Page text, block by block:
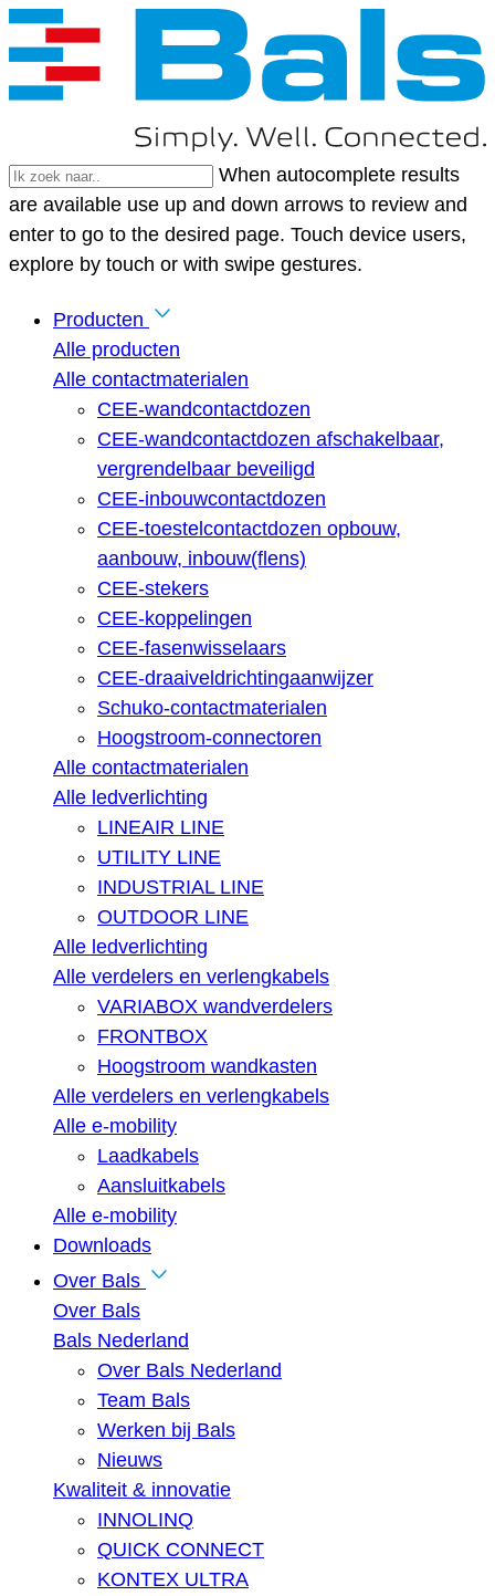
When autocomplete results
are available use up and down arrows to review and
enter to go to the desired page. Touch device users,
explore by touch or with swipe gestures.
Producten
Alle producten
Alle contactmaterialen
CEE-wandcontactdozen
CEE-wandcontactdozen afschakelbaar,
vergrendelbaar beveiligd
CEE-inbouwcontactdozen
CEE-toestelcontactdozen opbouw,
aanbouw, inbouw(flens)
CEE-stekers
CEE-koppelingen
CEE-fasenwisselaars
CEE-draaiveldrichtingaanwijzer
Schuko-contactmaterialen
Hoogstroom-connectoren
Alle contactmaterialen
Alle ledverlichting
LINEAIR LINE
UTILITY LINE
INDUSTRIAL LINE
OUTDOOR LINE
Alle ledverlichting
Alle verdelers en verlengkabels
VARIABOX wandverdelers
FRONTBOX
Hoogstroom wandkasten
Alle verdelers en verlengkabels
Alle e-mobility
Laadkabels
Aansluitkabels
Alle e-mobility
Downloads
Over Bals
Over Bals
Bals Nederland
Over Bals Nederland
Team Bals
Werken bij Bals
Nieuws
Kwaliteit & innovatie
INNOLINQ
QUICK CONNECT
KONTEX ULTRA